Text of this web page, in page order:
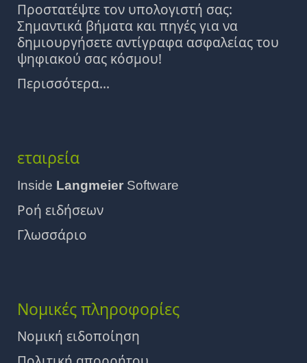
Προστατέψτε τον υπολογιστή σας:
Σημαντικά βήματα και πηγές για να
δημιουργήσετε αντίγραφα ασφαλείας του
ψηφιακού σας κόσμου!
Περισσότερα...
εταιρεία
Inside Langmeier Software
Ροή ειδήσεων
Γλωσσάριο
Νομικές πληροφορίες
Νομική ειδοποίηση